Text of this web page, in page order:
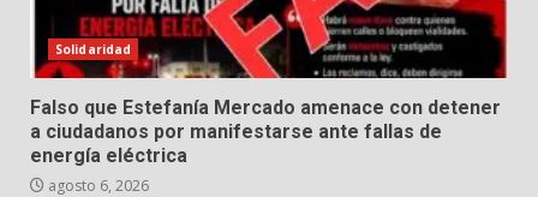
Solidaridad
Falso que Estefanía Mercado amenace con detener
a ciudadanos por manifestarse ante fallas de
energía eléctrica
agosto 6, 2026